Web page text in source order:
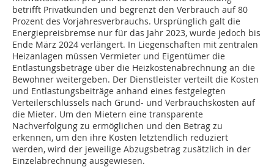
betrifft Privatkunden und begrenzt den Verbrauch auf 80
Prozent des Vorjahresverbrauchs. Ursprünglich galt die
Energiepreisbremse nur für das Jahr 2023, wurde jedoch bis
Ende März 2024 verlängert. In Liegenschaften mit zentralen
Heizanlagen müssen Vermieter und Eigentümer die
Entlastungsbeträge über die Heizkostenabrechnung an die
Bewohner weitergeben. Der Dienstleister verteilt die Kosten
und Entlastungsbeiträge anhand eines festgelegten
Verteilerschlüssels nach Grund- und Verbrauchskosten auf
die Mieter. Um den Mietern eine transparente
Nachverfolgung zu ermöglichen und den Betrag zu
erkennen, um den ihre Kosten letztendlich reduziert
werden, wird der jeweilige Abzugsbetrag zusätzlich in der
Einzelabrechnung ausgewiesen.